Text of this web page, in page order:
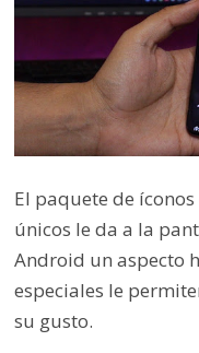
El paquete de
únicos le da a la
Android un aspecto
especiales le
su gusto.